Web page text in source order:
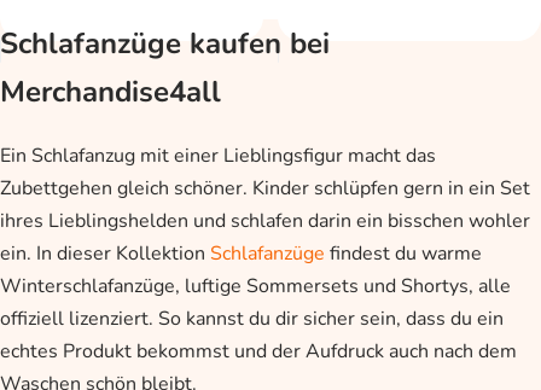
Schlafanzüge kaufen bei
Merchandise4all
Ein Schlafanzug mit einer Lieblingsfigur macht das
Zubettgehen gleich schöner. Kinder schlüpfen gern in ein Set
ihres Lieblingshelden und schlafen darin ein bisschen wohler
ein. In dieser Kollektion Schlafanzüge findest du warme
Winterschlafanzüge, luftige Sommersets und Shortys, alle
offiziell lizenziert. So kannst du dir sicher sein, dass du ein
echtes Produkt bekommst und der Aufdruck auch nach dem
Waschen schön bleibt.